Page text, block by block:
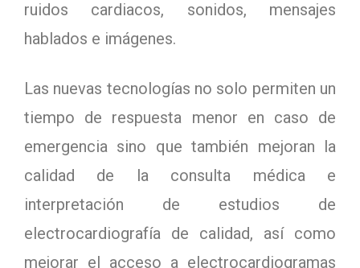
ruidos cardiacos, sonidos, mensajes
hablados e imágenes.
Las nuevas tecnologías no solo permiten un
tiempo de respuesta menor en caso de
emergencia sino que también mejoran la
calidad de la consulta médica e
interpretación de estudios de
electrocardiografía de calidad, así como
mejorar el acceso a electrocardiogramas